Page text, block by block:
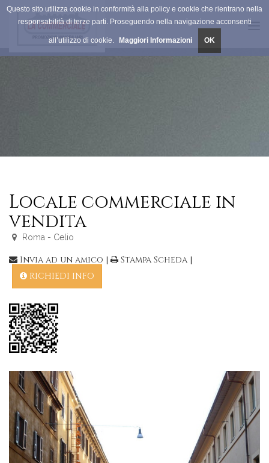
Locale commerciale in
vendita
Roma - Celio
Invia ad un amico | Stampa Scheda |
RICHIEDI INFO
Questo sito utilizza cookie in conformità alla policy e cookie che rientrano nella
responsabilità di terze parti. Proseguendo nella navigazione acconsenti
all’utilizzo di cookie. Maggiori Informazioni OK